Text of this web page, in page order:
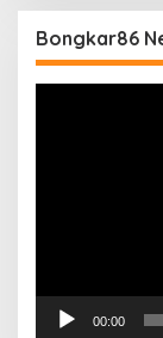
Bongkar86
00:00